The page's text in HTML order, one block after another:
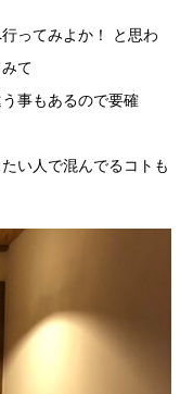
ってみよか！ と思わ
て
事もあるので要確
い人で混んでるコトも